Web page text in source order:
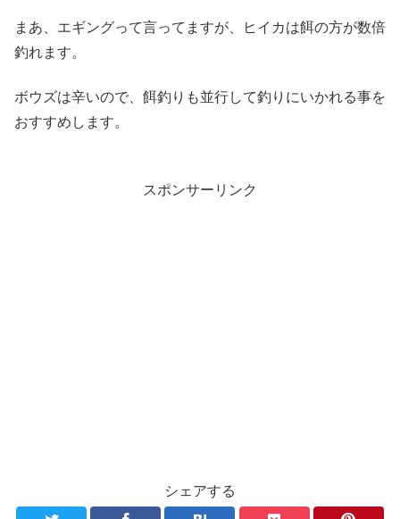
まあ、エギングって言ってますが、ヒイカは餌の方が数倍
釣れます。
ボウズは辛いので、餌釣りも並行して釣りにいかれる事を
おすすめします。
スポンサーリンク
シェアする